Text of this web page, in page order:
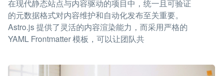
在现代静态站点与内容驱动的项目中，统一且可验证
的元数据格式对内容维护和自动化发布至关重要。
Astro.js 提供了灵活的内容渲染能力，而采用严格的
YAML Frontmatter 模板，可以让团队共